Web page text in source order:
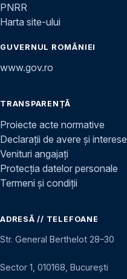
PNRR
Harta site-ului
GUVERNUL ROMÂNIEI
www.gov.ro
TRANSPARENȚĂ
Proiecte acte normative
Declarații de avere și interese
Venituri angajați
Protecția datelor personale
Termeni și condiții
ADRESĂ // TELEFOANE
Str. General Berthelot 28–30
Sector 1, 010168, București